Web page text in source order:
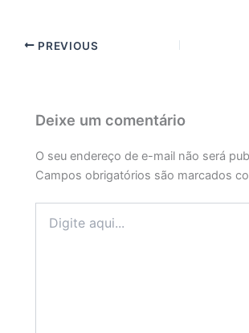
PREVIOUS
Deixe um comentário
O seu endereço de e-mail não será
Campos obrigatórios são marcados
aqui...